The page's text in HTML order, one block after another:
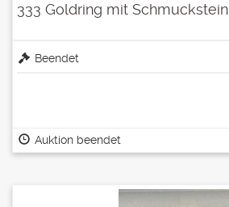
333 Goldring mit Schmuckstein
Beendet
Auktion beendet